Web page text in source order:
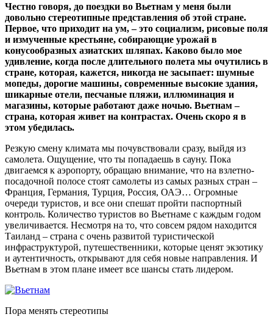
Честно говоря, до поездки во Вьетнам у меня были
довольно стереотипные представления об этой стране.
Первое, что приходит на ум, – это социализм, рисовые поля
и измученные крестьяне, собирающие урожай в
конусообразных азиатских шляпах. Каково было мое
удивление, когда после длительного полета мы очутились в
стране, которая, кажется, никогда не засыпает: шумные
мопеды, дорогие машины, современные высокие здания,
шикарные отели, песчаные пляжи, иллюминация и
магазины, которые работают даже ночью. Вьетнам –
страна, которая живет на контрастах. Очень скоро я в
этом убедилась.
Резкую смену климата мы почувствовали сразу, выйдя из
самолета. Ощущение, что ты попадаешь в сауну. Пока
двигаемся к аэропорту, обращаю внимание, что на взлетно-
посадочной полосе стоят самолеты из самых разных стран –
Франция, Германия, Турция, Россия, ОАЭ… Огромные
очереди туристов, и все они спешат пройти паспортный
контроль. Количество туристов во Вьетнаме с каждым годом
увеличивается. Несмотря на то, что совсем рядом находится
Таиланд – страна с очень развитой туристической
инфраструктурой, путешественники, которые ценят экзотику
и аутентичность, открывают для себя новые направления. И
Вьетнам в этом плане имеет все шансы стать лидером.
Пора менять стереотипы